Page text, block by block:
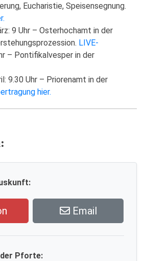
Eucharistie, Speisensegnung.
9 Uhr – Osterhochamt in der
LIVE-
– Pontifikalvesper in der
9.30 Uhr – Priorenamt in der
hier.
Email
Pforte: